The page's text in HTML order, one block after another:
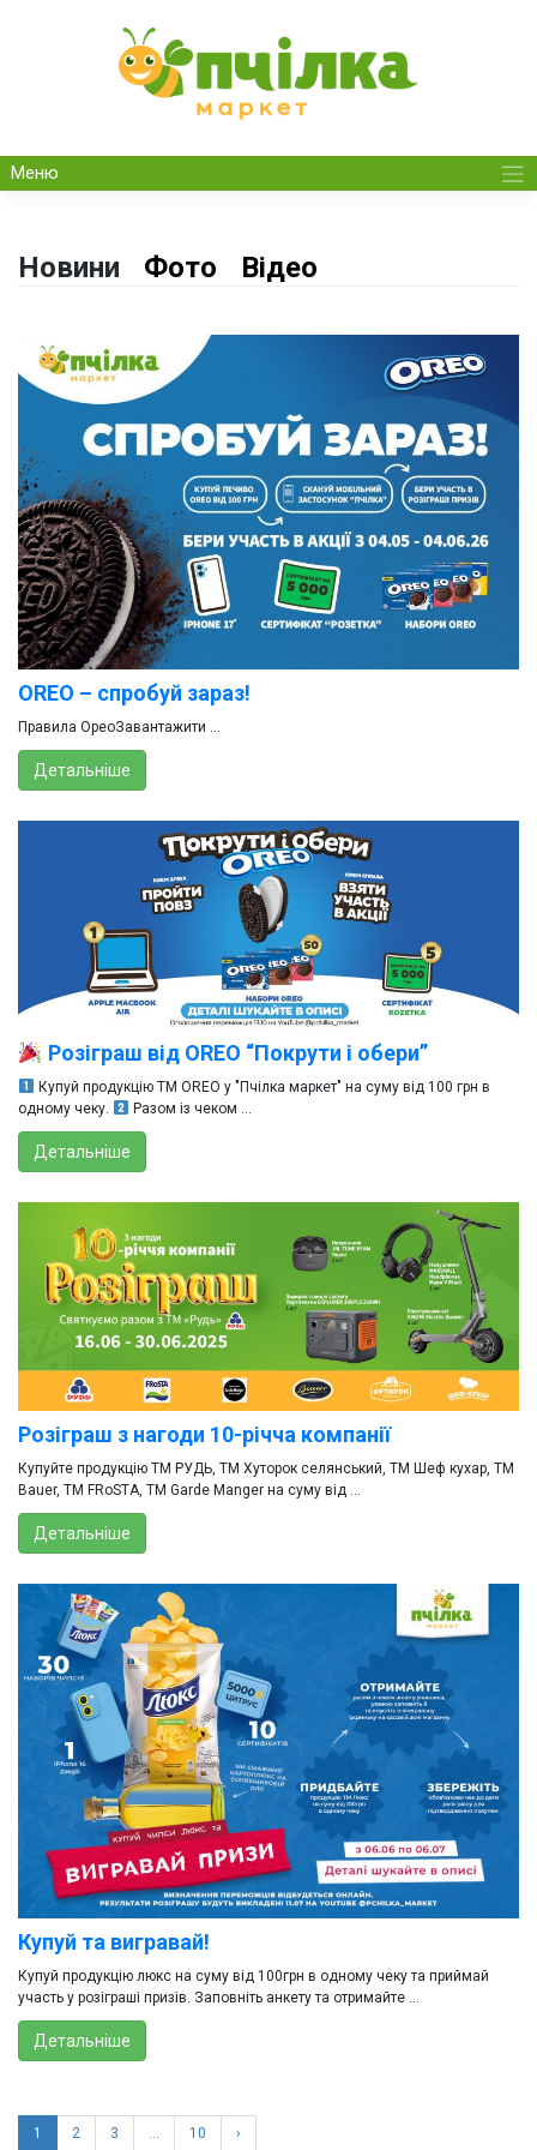
Меню
Новини Фото Відео
OREO – спробуй зараз!
Правила ОреоЗавантажити ...
Детальніше
Розіграш від OREO “Покрути і обери”
Купуй продукцію ТМ OREO у "Пчілка маркет" на суму від 100 грн в
одному чеку.
Разом із чеком ...
Детальніше
Розіграш з нагоди 10-річча компанії
Купуйте продукцію ТМ РУДЬ, ТМ Хуторок селянський, ТМ Шеф кухар, ТМ
Bauer, ТМ FRoSTA, ТМ Garde Manger на суму від ...
Детальніше
Купуй та вигравай!
Купуй продукцію люкс на суму від 100грн в одному чеку та приймай
участь у розіграші призів. Заповніть анкету та отримайте ...
Детальніше
1 2 3 … 10 ›